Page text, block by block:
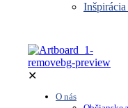
Inšpirácia
✕
O nás